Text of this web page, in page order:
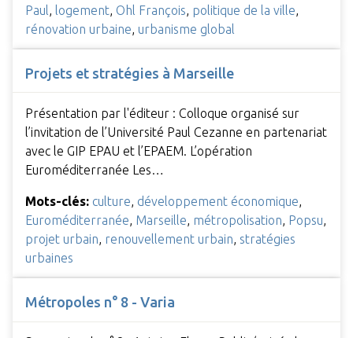
Paul
logement Ohl François politique de la ville
rénovation urbaine urbanisme global
Projets et stratégies à Marseille
Présentation par l'éditeur : Colloque organisé sur
l’invitation de l’Université Paul Cezanne en partenariat
avec le GIP EPAU et l’EPAEM. L’opération
Euroméditerranée Les…
Mots-clés: culture, développement économique,
Euroméditerranée, Marseille, métropolisation, Popsu,
projet urbain, renouvellement urbain, stratégies
urbaines
Métropoles n° 8 - Varia